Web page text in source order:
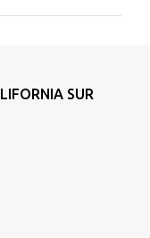
SUR